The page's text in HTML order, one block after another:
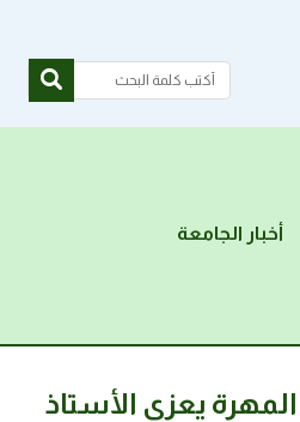
أخبار الجامعة
يعزي الأستاذ